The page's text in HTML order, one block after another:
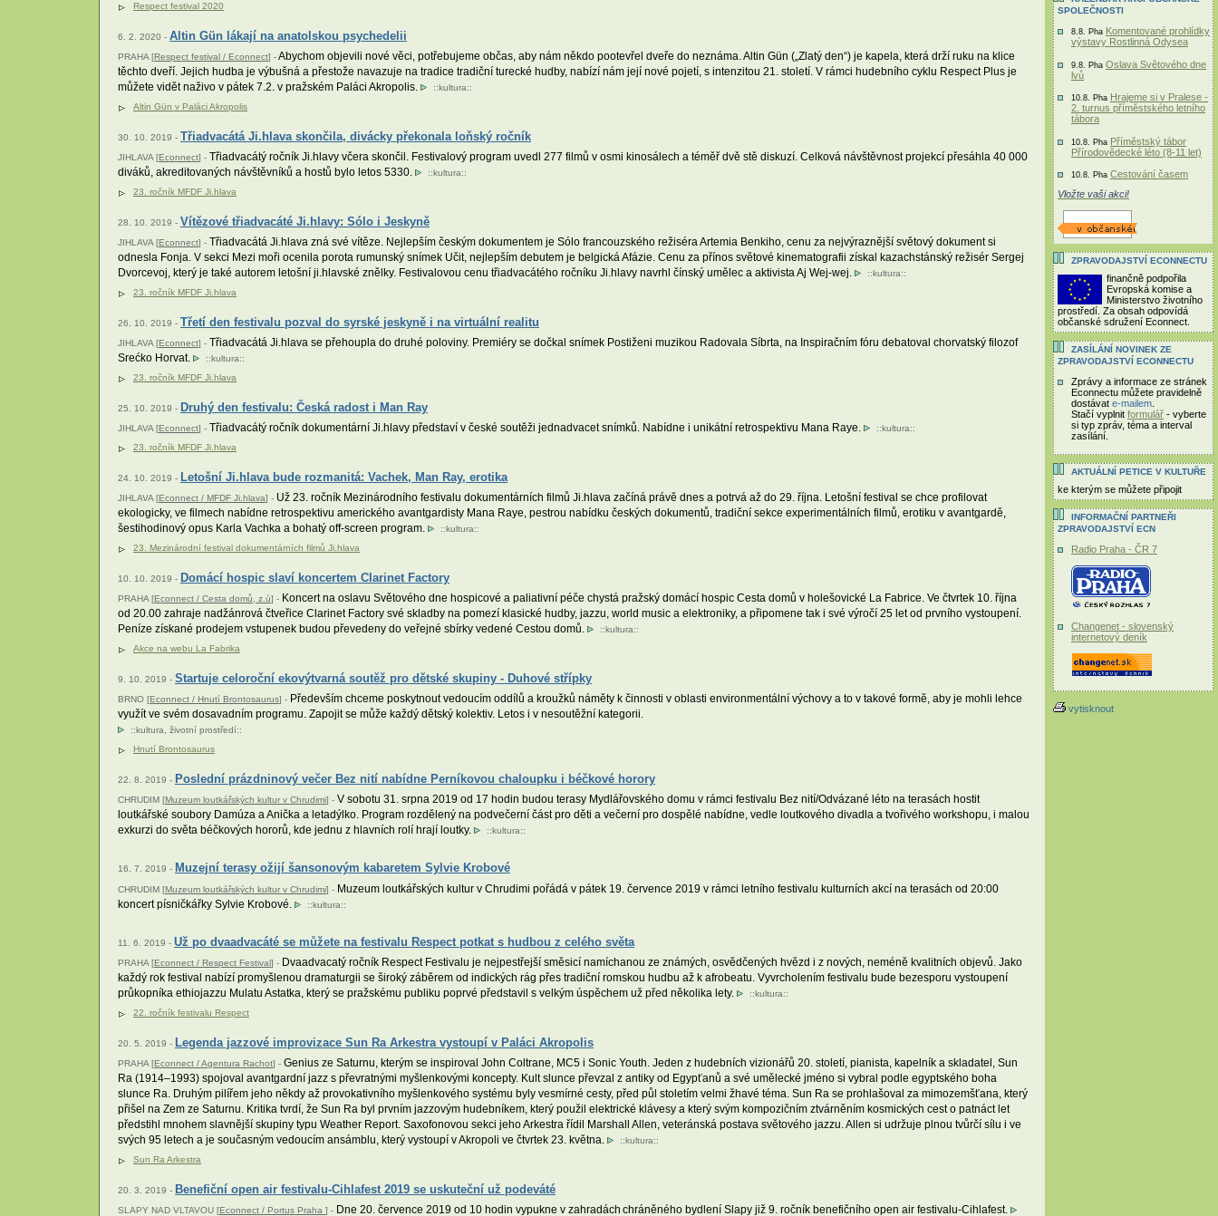
Respect festival 2020
6. 2. 2020 - Altin Gün lákají na anatolskou psychedelii
PRAHA [Respect festival / Econnect] -Abychom objevili nové věci, potřebujeme občas, aby nám někdo pootevřel dveře do neznáma. Altin Gün („Zlatý den“) je kapela, která drží ruku na klice
těchto dveří. Jejich hudba je výbušná a přestože navazuje na tradice tradiční turecké hudby, nabízí nám její nové pojetí, s intenzitou 21. století. V rámci hudebního cyklu Respect Plus je
můžete vidět naživo v pátek 7.2. v pražském Paláci Akropolis.
::kultura::
Altin Gün v Paláci Akropolis
30. 10. 2019 - Třiadvacátá Ji.hlava skončila, divácky překonala loňský ročník
JIHLAVA [Econnect] - Třiadvacátý ročník Ji.hlavy včera skončil. Festivalový program uvedl 277 filmů v osmi kinosálech a téměř dvě stě diskuzí. Celková návštěvnost projekcí přesáhla 40 000
diváků, akreditovaných návštěvníků a hostů bylo letos 5330.
::kultura::
23. ročník MFDF Ji.hlava
28. 10. 2019 - Vítězové třiadvacáté Ji.hlavy: Sólo i Jeskyně
JIHLAVA [Econnect] - Třiadvacátá Ji.hlava zná své vítěze. Nejlepším českým dokumentem je Sólo francouzského režiséra Artemia Benkiho, cenu za nejvýraznější světový dokument si
odnesla Fonja. V sekci Mezi moři ocenila porota rumunský snímek Učit, nejlepším debutem je belgická Afázie. Cenu za přínos světové kinematografii získal kazachstánský režisér Sergej
Dvorcevoj, který je také autorem letošní ji.hlavské znělky. Festivalovou cenu třiadvacátého ročníku Ji.hlavy navrhl čínský umělec a aktivista Aj Wej-wej.
::kultura::
23. ročník MFDF Ji.hlava
26. 10. 2019 - Třetí den festivalu pozval do syrské jeskyně i na virtuální realitu
JIHLAVA [Econnect] - Třiadvacátá Ji.hlava se přehoupla do druhé poloviny. Premiéry se dočkal snímek Postiženi muzikou Radovala Síbrta, na Inspiračním fóru debatoval chorvatský filozof
Srećko Horvat.
::kultura::
23. ročník MFDF Ji.hlava
25. 10. 2019 - Druhý den festivalu: Česká radost i Man Ray
JIHLAVA [Econnect] - Třiadvacátý ročník dokumentární Ji.hlavy představí v české soutěži jednadvacet snímků. Nabídne i unikátní retrospektivu Mana Raye. ::kultura::
23. ročník MFDF Ji.hlava
24. 10. 2019 - Letošní Ji.hlava bude rozmanitá: Vachek, Man Ray, erotika
JIHLAVA [Econnect / MFDF Ji.hlava] - Už 23. ročník Mezinárodního festivalu dokumentárních filmů Ji.hlava začíná právě dnes a potrvá až do 29. října. Letošní festival se chce profilovat
ekologicky, ve filmech nabídne retrospektivu amerického avantgardisty Mana Raye, pestrou nabídku českých dokumentů, tradiční sekce experimentálních filmů, erotiku v avantgardě,
šestihodinový opus Karla Vachka a bohatý off-screen program.
::kultura::
23. Mezinárodní festival dokumentárních filmů Ji.hlava
10. 10. 2019 - Domácí hospic slaví koncertem Clarinet Factory
PRAHA [Econnect / Cesta domů, z.ú] - Koncert na oslavu Světového dne hospicové a paliativní péče chystá pražský domácí hospic Cesta domů v holešovické La Fabrice. Ve čtvrtek 10. října
od 20.00 zahraje nadžánrová čtveřice Clarinet Factory své skladby na pomezí klasické hudby, jazzu, world music a elektroniky, a připomene tak i své výročí 25 let od prvního vystoupení.
Peníze získané prodejem vstupenek budou převedeny do veřejné sbírky vedené Cestou domů.
::kultura::
Akce na webu La Fabrika
9. 10. 2019 - Startuje celoroční ekovýtvarná soutěž pro dětské skupiny - Duhové střípky
BRNO [Econnect / Hnutí Brontosaurus] - Především chceme poskytnout vedoucím oddílů a kroužků náměty k činnosti v oblasti environmentální výchovy a to v takové formě, aby je mohli lehce
využít ve svém dosavadním programu. Zapojit se může každý dětský kolektiv. Letos i v nesoutěžní kategorii.
::kultura, životní prostředí::
Hnutí Brontosaurus
22. 8. 2019 - Poslední prázdninový večer Bez nití nabídne Perníkovou chaloupku i béčkové horory
CHRUDIM [Muzeum loutkářských kultur v Chrudimi] - V sobotu 31. srpna 2019 od 17 hodin budou terasy Mydlářovského domu v rámci festivalu Bez nití/Odvázané léto na terasách hostit
loutkářské soubory Damúza a Anička a letadýlko. Program rozdělený na podvečerní část pro děti a večerní pro dospělé nabídne, vedle loutkového divadla a tvořivého workshopu, i malou
exkurzi do světa béčkových hororů, kde jednu z hlavních rolí hrají loutky.
::kultura::
16. 7. 2019 - Muzejní terasy ožijí šansonovým kabaretem Sylvie Krobové
CHRUDIM [Muzeum loutkářských kultur v Chrudimi] - Muzeum loutkářských kultur v Chrudimi pořádá v pátek 19. července 2019 v rámci letního festivalu kulturních akcí na terasách od 20:00
koncert písničkářky Sylvie Krobové.
::kultura::
11. 6. 2019 - Už po dvaadvacáté se můžete na festivalu Respect potkat s hudbou z celého světa
PRAHA [Econnect / Respect Festival] - Dvaadvacatý ročník Respect Festivalu je nejpestřejší směsicí namíchanou ze známých, osvědčených hvězd i z nových, neméně kvalitních objevů. Jako
každý rok festival nabízí promyšlenou dramaturgii se široký záběrem od indických rág přes tradiční romskou hudbu až k afrobeatu. Vyvrcholením festivalu bude bezesporu vystoupení
průkopníka ethiojazzu Mulatu Astatka, který se pražskému publiku poprvé představil s velkým úspěchem už před několika lety.
::kultura::
22. ročník festivalu Respect
20. 5. 2019 - Legenda jazzové improvizace Sun Ra Arkestra vystoupí v Paláci Akropolis
PRAHA [Econnect / Agentura Rachot] - Genius ze Saturnu, kterým se inspiroval John Coltrane, MC5 i Sonic Youth. Jeden z hudebních vizionářů 20. století, pianista, kapelník a skladatel, Sun
Ra (1914–1993) spojoval avantgardní jazz s převratnými myšlenkovými koncepty. Kult slunce převzal z antiky od Egypťanů a své umělecké jméno si vybral podle egyptského boha
slunce Ra. Druhým pilířem jeho někdy až provokativního myšlenkového systému byly vesmírné cesty, před půl stoletím velmi žhavé téma. Sun Ra se prohlašoval za mimozemšťana, který
přišel na Zem ze Saturnu. Kritika tvrdí, že Sun Ra byl prvním jazzovým hudebníkem, který použil elektrické klávesy a který svým kompozičním ztvárněním kosmických cest o patnáct let
předstihl mnohem slavnější skupiny typu Weather Report. Saxofonovou sekci jeho Arkestra řídil Marshall Allen, veteránská postava světového jazzu. Allen si udržuje plnou tvůrčí sílu i ve
svých 95 letech a je současným vedoucím ansámblu, který vystoupí v Akropoli ve čtvrtek 23. května.
::kultura::
Sun Ra Arkestra
20. 3. 2019 - Benefiční open air festivalu-Cihlafest 2019 se uskuteční už podeváté
SLAPY NAD VLTAVOU [Econnect / Portus Praha ] - Dne 20. července 2019 od 10 hodin vypukne v zahradách chráněného bydlení Slapy již 9. ročník benefičního open air festivalu-Cihlafest.
SPOLEČNOSTI
8.8. Pha Komentované prohlídky
výstavy Rostlinná Odysea
9.8. Pha Oslava Světového dne
lvů
10.8. Pha Hrajeme si v Pralese -
2. turnus příměstského letního
tábora
10.8. Pha Příměstský tábor
Přírodovědecké léto (8-11 let)
10.8. Pha Cestování časem
Vložte vaši akci!
ZPRAVODAJSTVÍ ECONNECTU
finančně podpořila
Evropská komise a
Ministerstvo životního
prostředí. Za obsah odpovídá
občanské sdružení Econnect.
ZASÍLÁNÍ NOVINEK ZE
ZPRAVODAJSTVÍ ECONNECTU
Zprávy a informace ze stránek
Econnectu můžete pravidelně
dostávat e-mailem
Stačí vyplnit formulář - vyberte
si typ zpráv, téma a interval
zasílání.
AKTUÁLNÍ PETICE V KULTUŘE
ke kterým se můžete připojit
INFORMAČNÍ PARTNEŘI
ZPRAVODAJSTVÍ ECN
Radio Praha - ČR 7
Changenet - slovenský
internetový deník
vytisknout